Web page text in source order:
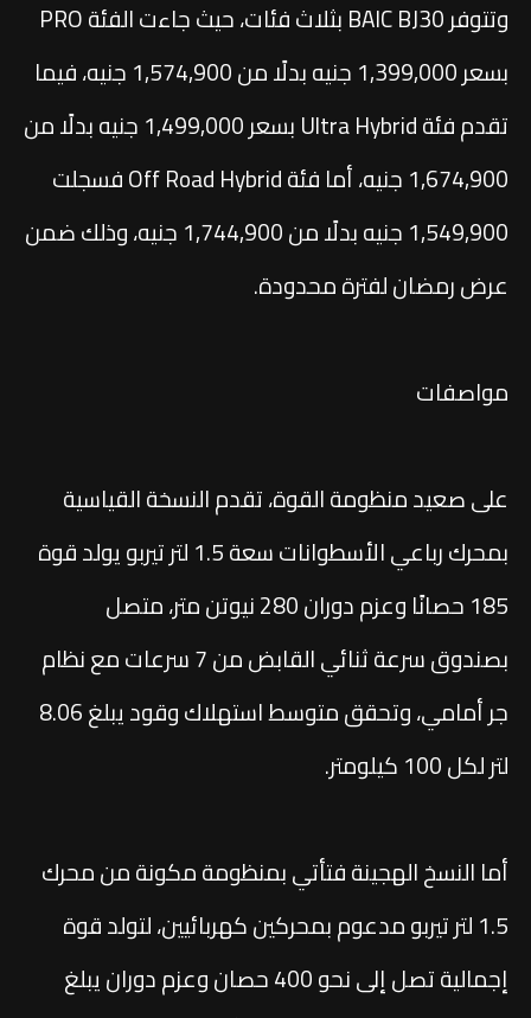
وتتوفر BAIC BJ30 بثلاث فئات، حيث جاءت الفئة PRO
بسعر 1,399,000 جنيه بدلًا من 1,574,900 جنيه، فيما
تقدم فئة Ultra Hybrid بسعر 1,499,000 جنيه بدلًا من
1,674,900 جنيه، أما فئة Off Road Hybrid فسجلت
1,549,900 جنيه بدلًا من 1,744,900 جنيه، وذلك ضمن
عرض رمضان لفترة محدودة.
مواصفات
على صعيد منظومة القوة، تقدم النسخة القياسية
بمحرك رباعي الأسطوانات سعة 1.5 لتر تيربو يولد قوة
185 حصانًا وعزم دوران 280 نيوتن متر، متصل
بصندوق سرعة ثنائي القابض من 7 سرعات مع نظام
جر أمامي، وتحقق متوسط استهلاك وقود يبلغ 8.06
لتر لكل 100 كيلومتر.
أما النسخ الهجينة فتأتي بمنظومة مكونة من محرك
1.5 لتر تيربو مدعوم بمحركين كهربائيين، لتولد قوة
إجمالية تصل إلى نحو 400 حصان وعزم دوران يبلغ